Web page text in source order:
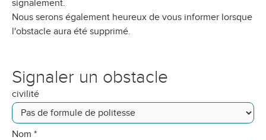
signalement.
Nous serons également heureux de vous informer lorsque
l'obstacle aura été supprimé.
Signaler un obstacle
civilité
Nom *